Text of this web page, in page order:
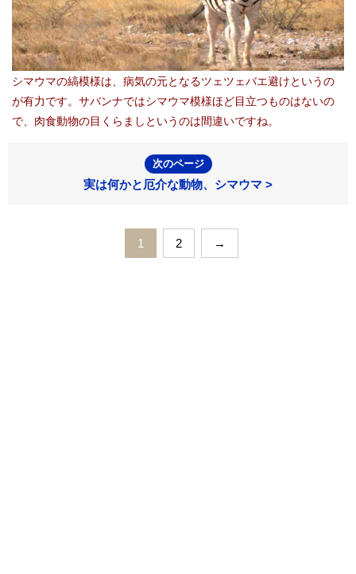
シマウマの縞模様は、病気の元となるツェツェバエ避けというの
が有力です。サバンナではシマウマ模様ほど目立つものはないの
で、肉食動物の目くらましというのは間違いですね。
次のページ
実は何かと厄介な動物、シマウマ >
1 2 →